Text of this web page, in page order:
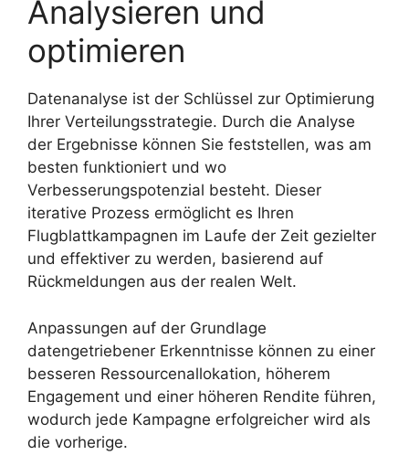
Analysieren und
optimieren
Datenanalyse ist der Schlüssel zur Optimierung
Ihrer Verteilungsstrategie. Durch die Analyse
der Ergebnisse können Sie feststellen, was am
besten funktioniert und wo
Verbesserungspotenzial besteht. Dieser
iterative Prozess ermöglicht es Ihren
Flugblattkampagnen im Laufe der Zeit gezielter
und effektiver zu werden, basierend auf
Rückmeldungen aus der realen Welt.
Anpassungen auf der Grundlage
datengetriebener Erkenntnisse können zu einer
besseren Ressourcenallokation, höherem
Engagement und einer höheren Rendite führen,
wodurch jede Kampagne erfolgreicher wird als
die vorherige.